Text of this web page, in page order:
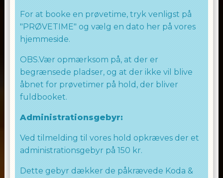
For at booke en prøvetime, tryk venligst på
"PRØVETIME" og vælg en dato her på vores
hjemmeside.
OBS.Vær opmærksom på, at der er
begrænsede pladser, og at der ikke vil blive
åbnet for prøvetimer på hold, der bliver
fuldbooket.
Administrationsgebyr:
Ved tilmelding til vores hold opkræves der et
administrationsgebyr på 150 kr.
Dette gebyr dækker de påkrævede Koda &